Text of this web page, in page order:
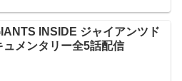
INSIDE ジャイアンツド
ュメンタリー全5話配信